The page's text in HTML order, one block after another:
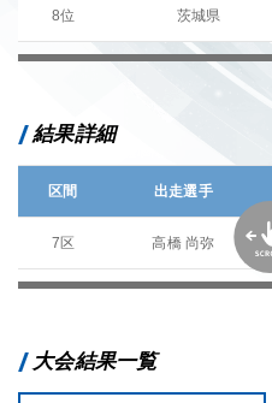
8位 茨城県
結果詳細
区間 出走選手
7区 高橋 尚弥
大会結果一覧